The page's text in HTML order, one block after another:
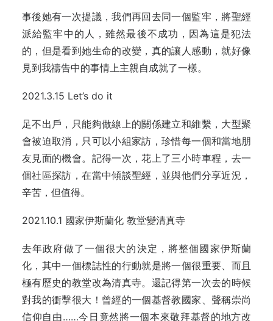
事後她有一次提議，我們再回去同一個監牢，將聖經
派給監牢中的人，雖然最後不成功，因為這是犯法
的，但是看到她生命的改變，真的讓人感動，就好像
見到我禱告中的事情上主親自成就了一樣。
2021.3.15 Let’s do it
足不出戶，只能夠做線上的關係建立和維繫，大型聚
會被迫取消，只可以小組家訪，珍惜每一個和當地朋
友見面的機會。記得一次，花上了三小時車程，去一
個社區探訪，在當中傾談聖經，並與他們分享近況，
辛苦，但值得。
2021.10.1 國家伊斯蘭化 教堂變清真寺
去年政府做了一個很大的決定，將整個國家伊斯蘭
化，其中一個標誌性的行動就是將一個很重要、而且
極有歷史的教堂改為清真寺。還記得第一次去的時候
對我的衝擊很大！曾經的一個基督教國家、聲稱崇尚
信仰自由……今日竟然將一個本來敬拜基督的地方改